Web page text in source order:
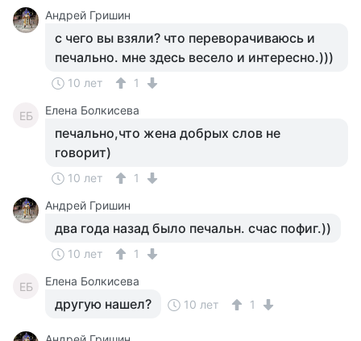
Андрей Гришин
с чего вы взяли? что переворачиваюсь и
печально. мне здесь весело и интересно.)))
10 лет 1
ЕБ Елена Болкисева
печально,что жена добрых слов не
говорит)
10 лет
1
Андрей Гришин
два года назад было печальн. счас пофиг.))
10 лет 1
ЕБ Елена Болкисева
другую нашел? 10 лет 1